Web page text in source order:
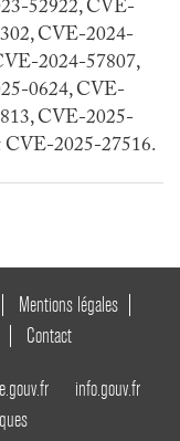
52922, CVE-
CVE-2024-
2024-57807,
0624, CVE-
CVE-2025-
CVE-2025-27516.
Mentions légales
Contact
info.gouv.fr